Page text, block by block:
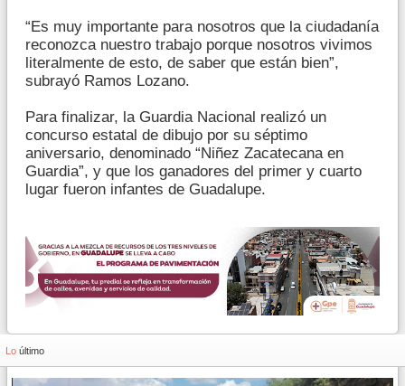
“Es muy importante para nosotros que la ciudadanía
reconozca nuestro trabajo porque nosotros vivimos
literalmente de esto, de saber que están bien”,
subrayó Ramos Lozano.
Para finalizar, la Guardia Nacional realizó un
concurso estatal de dibujo por su séptimo
aniversario, denominado “Niñez Zacatecana en
Guardia”, y que los ganadores del primer y cuarto
lugar fueron infantes de Guadalupe.
Lo último